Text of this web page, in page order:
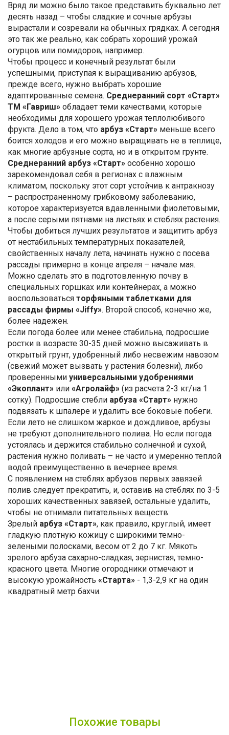
Вряд ли можно было такое представить буквально лет
десять назад – чтобы сладкие и сочные арбузы
вырастали и созревали на обычных грядках. А сегодня
это так же реально, как собрать хороший урожай
огурцов или помидоров, например.
Чтобы процесс и конечный результат были
успешными, приступая к выращиванию арбузов,
прежде всего, нужно выбрать хорошие
адаптированные семена. Среднеранний сорт «Старт»
ТМ «Гавриш» обладает теми качествами, которые
необходимы для хорошего урожая теплолюбивого
фрукта. Дело в том, что арбуз «Старт» меньше всего
боится холодов и его можно выращивать не в теплице,
как многие арбузные сорта, но и в открытом грунте.
Среднеранний арбуз «Старт» особенно хорошо
зарекомендовал себя в регионах с влажным
климатом, поскольку этот сорт устойчив к антракнозу
– распространенному грибковому заболеванию,
которое характеризуется вдавленными фиолетовыми,
а после серыми пятнами на листьях и стеблях растения.
Чтобы добиться лучших результатов и защитить арбуз
от нестабильных температурных показателей,
свойственных началу лета, начинать нужно с посева
рассады примерно в конце апреля – начале мая.
Можно сделать это в подготовленную почву в
специальных горшках или контейнерах, а можно
воспользоваться торфяными таблетками для
рассады фирмы «Jiffy». Второй способ, конечно же,
более надежен.
Если погода более или менее стабильна, подросшие
ростки в возрасте 30-35 дней можно высаживать в
открытый грунт, удобренный либо несвежим навозом
(свежий может вызвать у растения болезни), либо
проверенными универсальными удобрениями
«Экоплант» или «Агролайф» (из расчета 2-3 кг/на 1
сотку). Подросшие стебли арбуза «Старт» нужно
подвязать к шпалере и удалить все боковые побеги.
Если лето не слишком жаркое и дождливое, арбузы
не требуют дополнительного полива. Но если погода
устоялась и держится стабильно солнечной и сухой,
растения нужно поливать – не часто и умеренно теплой
водой преимущественно в вечернее время.
С появлением на стеблях арбузов первых завязей
полив следует прекратить, и, оставив на стеблях по 3-5
хороших качественных завязей, остальные удалить,
чтобы не отнимали питательных веществ.
Зрелый арбуз «Старт», как правило, круглый, имеет
гладкую плотную кожицу с широкими темно-
зелеными полосками, весом от 2 до 7 кг. Мякоть
зрелого арбуза сахарно-сладкая, зернистая, темно-
красного цвета. Многие огородники отмечают и
высокую урожайность «Старта» - 1,3-2,9 кг на один
квадратный метр бахчи.
Похожие товары